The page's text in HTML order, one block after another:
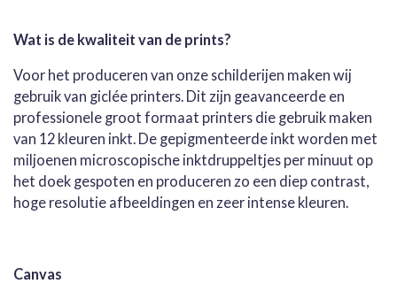
Wat is de kwaliteit van de prints?
Voor het produceren van onze schilderijen maken wij
gebruik van giclée printers. Dit zijn geavanceerde en
professionele groot formaat printers die gebruik maken
van 12 kleuren inkt. De gepigmenteerde inkt worden met
miljoenen microscopische inktdruppeltjes per minuut op
het doek gespoten en produceren zo een diep contrast,
hoge resolutie afbeeldingen en zeer intense kleuren.
Canvas